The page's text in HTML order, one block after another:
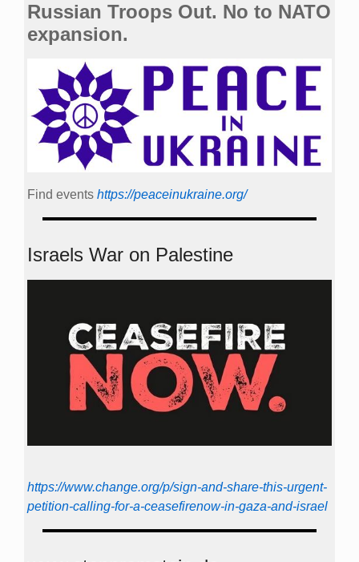
Russian Troops Out. No to NATO
expansion.
Find events https://peace­in­ukraine.org/
Israels War on Palestine
https://www.change.org/p/sign-and-share-this-urgent-
petition-calling-for-a-ceasefirenow-in-gaza-and-israel